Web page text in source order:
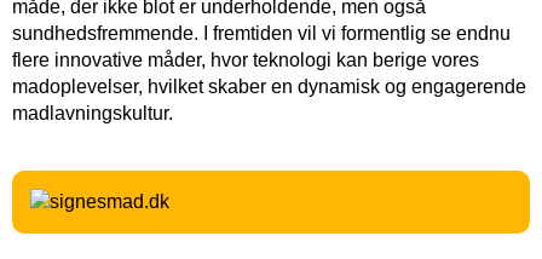
måde, der ikke blot er underholdende, men også
sundhedsfremmende. I fremtiden vil vi formentlig se endnu
flere innovative måder, hvor teknologi kan berige vores
madoplevelser, hvilket skaber en dynamisk og engagerende
madlavningskultur.